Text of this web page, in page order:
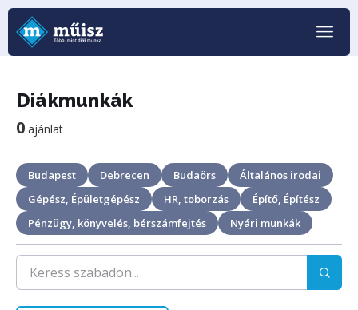
Diákmunkák
0 ajánlat
Budapest Debrecen Budaörs
Általános irodai
Gépész, Épületgépész
HR, toborzás
Építő, Építész
Pénzügy, könyvelés, bérszámfejtés
Nyári munkák